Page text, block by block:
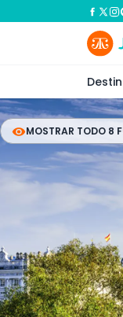
MOSTRAR TODO 8